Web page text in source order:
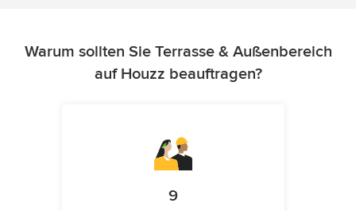
Warum sollten Sie Terrasse & Außenbereich
auf Houzz beauftragen?
9